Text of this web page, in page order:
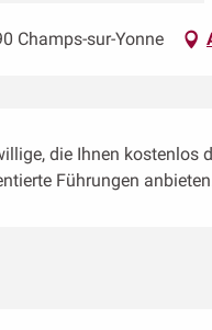
Champs-sur-Yonne
die Ihnen kostenlos
Führungen